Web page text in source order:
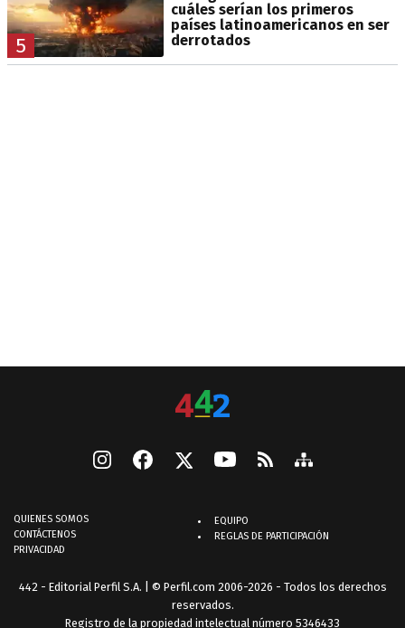
5
cuáles serían los primeros
países latinoamericanos en ser
derrotados
QUIENES SOMOS
CONTÁCTENOS
PRIVACIDAD
EQUIPO
REGLAS DE PARTICIPACIÓN
442 - Editorial Perfil S.A. | © Perfil.com 2006-2026 - Todos los derechos
reservados.
Registro de la propiedad intelectual número 5346433